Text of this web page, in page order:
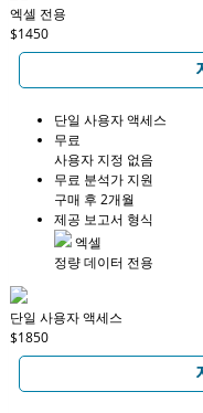
엑셀 전용
$1450
단일 사용자 액세스
무료
사용자 지정 없음
무료 분석가 지원
구매 후 2개월
제공 보고서 형식
엑셀
정량 데이터 전용
단일 사용자 액세스
$1850